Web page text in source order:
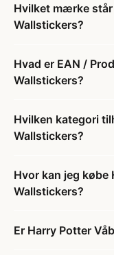
Hvilket mærke
Wallstickers?
Hvad er EAN /
Wallstickers?
Hvilken kategori
Wallstickers?
Hvor kan jeg købe
Wallstickers?
Er Harry Potter